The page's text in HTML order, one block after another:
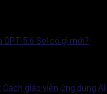
GPT-5.6 Sol có gì mới?
Cách giáo viên ứng dụng